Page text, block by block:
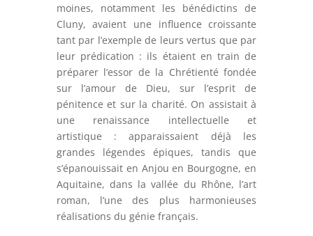
moines, notamment les bénédictins de
Cluny, avaient une influence croissante
tant par l’exemple de leurs vertus que par
leur prédication : ils étaient en train de
préparer l’essor de la Chrétienté fondée
sur l’amour de Dieu, sur l’esprit de
pénitence et sur la charité. On assistait à
une renaissance intellectuelle et
artistique : apparaissaient déjà les
grandes légendes épiques, tandis que
s’épanouissait en Anjou en Bourgogne, en
Aquitaine, dans la vallée du Rhône, l’art
roman, l’une des plus harmonieuses
réalisations du génie français.